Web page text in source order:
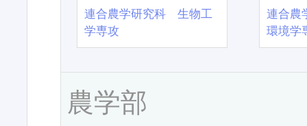
連合農学研究科 生物工
学専攻
連合農
環境学
農学部